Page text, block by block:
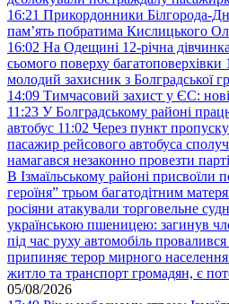
16:21 Прикордонники Білгорода-
пам’ять побратима Кислицького
16:02 На Одещині 12-річна
сьомого поверху багатоповерхівки
молодий захисник з
14:09 Тимчасовий захист у ЄС:
11:23 У Болградському районі
автобус 11:02 Через пункт
пасажир рейсового автобуса
намагався незаконно провезти
В Ізмаїльському районі присвоїли
героїня” трьом багатодітним
росіяни атакували торговельне
українською пшеницею: загинув
під час руху автомобіль
припиняє терор мирного
житло та транспорт громадян, є
05/08/2026